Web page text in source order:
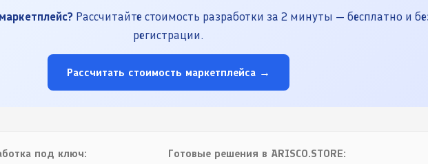
Рассчитайте стоимость разработки за 2 минуты — бесплатно и
регистрации.
Рассчитать стоимость маркетплейса →
под ключ:
Готовые решения в ARISCO.STORE: